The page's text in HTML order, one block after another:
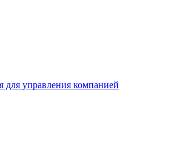
управления компанией